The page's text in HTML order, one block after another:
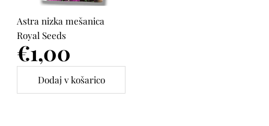
Astra nizka mešanica
Royal Seeds
Cena
€1,00